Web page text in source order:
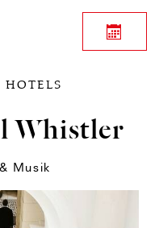
ROCCO FORTE HOTELS
Whistler
Musik